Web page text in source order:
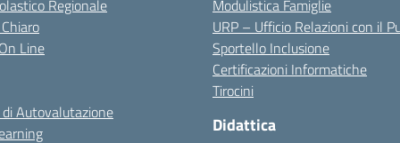
Regionale
Line
Autovalutazione
Modulistica Famiglie
URP – Ufficio Relazioni con il
Sportello Inclusione
Certificazioni Informatiche
Tirocini
Didattica